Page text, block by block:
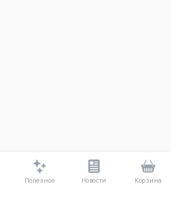
Полезное Новости Корзина